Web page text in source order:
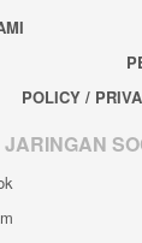
POLICY /
JARINGAN